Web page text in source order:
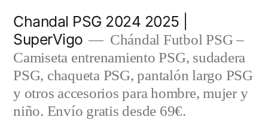
contenido
Chandal PSG 2024 2025 |
SuperVigo
Chándal Futbol PSG –
Camiseta entrenamiento PSG, sudadera
PSG, chaqueta PSG, pantalón largo PSG
y otros accesorios para hombre, mujer y
niño. Envío gratis desde 69€.